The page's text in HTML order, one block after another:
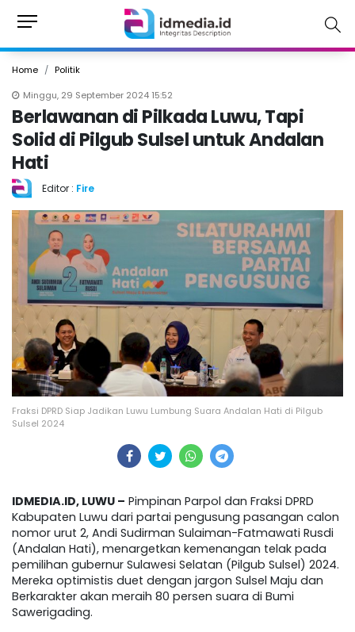
Home
Politik
Minggu, 29 September 2024 15:52
Berlawanan di Pilkada Luwu, Tapi
Solid di Pilgub Sulsel untuk Andalan
Hati
Editor : Fire
Fraksi DPRD Siap Jadikan Luwu Lumbung Suara Andalan Hati di Pilgub
Sulsel 2024
IDMEDIA.ID, LUWU – Pimpinan Parpol dan Fraksi DPRD
Kabupaten Luwu dari partai pengusung pasangan calon
nomor urut 2, Andi Sudirman Sulaiman-Fatmawati Rusdi
(Andalan Hati), menargetkan kemenangan telak pada
pemilihan gubernur Sulawesi Selatan (Pilgub Sulsel) 2024.
Mereka optimistis duet dengan jargon Sulsel Maju dan
Berkarakter akan meraih 80 persen suara di Bumi
Sawerigading.